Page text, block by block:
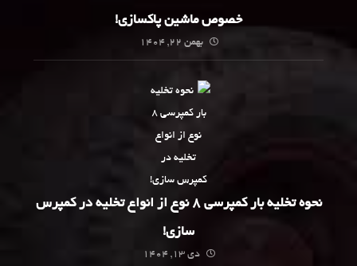
خصوص ماشین پاکسازی!
بهمن 22, 1404
نحوه تخلیه بار کمپرسی 8 نوع از انواع تخلیه در کمپرس
سازی!
دی 13, 1404